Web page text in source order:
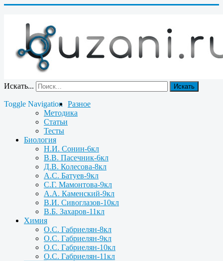
Искать... Искать
Toggle Navigation
Разное
Методика
Статьи
Тесты
Биология
Н.И. Сонин-6кл
В.В. Пасечник-6кл
Д.В. Колесова-8кл
А.С. Батуев-9кл
С.Г. Мамонтова-9кл
А.А. Каменский-9кл
В.И. Сивоглазов-10кл
В.Б. Захаров-11кл
Химия
О.С. Габриелян-8кл
О.С. Габриелян-9кл
О.С. Габриелян-10кл
О.С. Габриелян-11кл